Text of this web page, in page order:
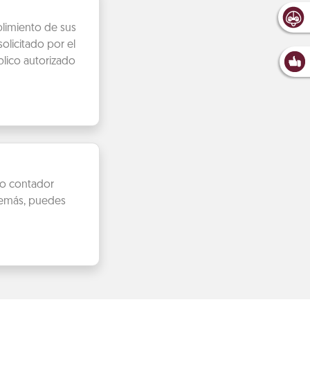
de sus
por el
autorizado
contador
puedes